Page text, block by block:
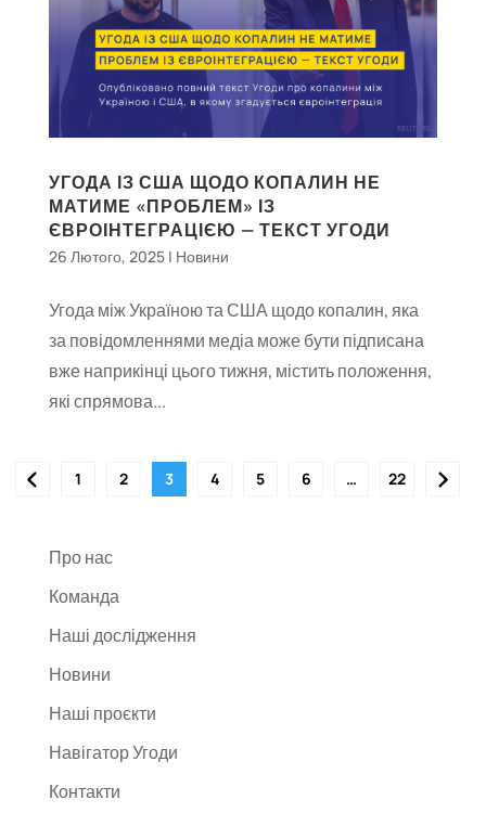
УГОДА ІЗ США ЩОДО КОПАЛИН НЕ
МАТИМЕ «ПРОБЛЕМ» ІЗ
ЄВРОІНТЕГРАЦІЄЮ — ТЕКСТ УГОДИ
26 Лютого, 2025| Новини
Угода між Україною та США щодо копалин, яка
за повідомленнями медіа може бути підписана
вже наприкінці цього тижня, містить положення,
які спрямова...
1 2 3 4 5 6 … 22
Про нас
Команда
Наші дослідження
Новини
Наші проєкти
Навігатор Угоди
Контакти